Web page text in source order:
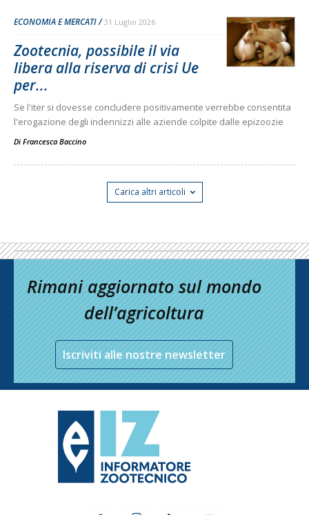
ECONOMIA E MERCATI 31 Luglio 2026
Zootecnia, possibile il via
libera alla riserva di crisi Ue
per...
Se l'iter si dovesse concludere positivamente verrebbe consentita
l'erogazione degli indennizzi alle aziende colpite dalle epizoozie
Di Francesca Baccino
Carica altri articoli
Rimani aggiornato sul mondo
dell’agricoltura
Iscriviti alle nostre newsletter